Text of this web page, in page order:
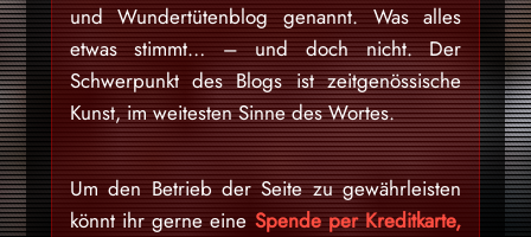
und Wundertütenblog genannt. Was alles
etwas stimmt… – und doch nicht. Der
Schwerpunkt des Blogs ist zeitgenössische
Kunst, im weitesten Sinne des Wortes.
Um den Betrieb der Seite zu gewährleisten
könnt ihr gerne eine Spende per Kreditkarte,